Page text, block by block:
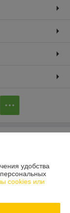
4А, пом. 10
удобства
cookies или